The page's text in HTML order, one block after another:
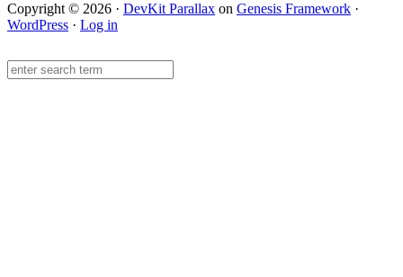
Copyright © 2026 · DevKit Parallax on Genesis Framework ·
WordPress · Log in